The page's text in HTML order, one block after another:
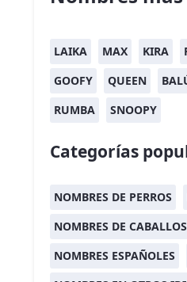
LAIKA MAX KIRA
GOOFY
QUEEN
RUMBA
SNOOPY
Categorías
NOMBRES DE PERROS
NOMBRES DE CABALLOS
NOMBRES ESPAÑOLES